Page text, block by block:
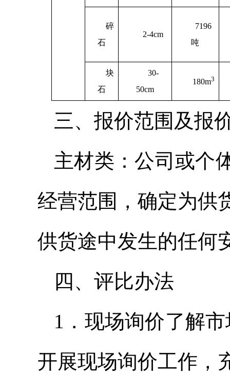
碎
石
2-4cm
7196
吨
块
石
30-
50cm
180m3
三、报价范围及报
主材类：公司或个
经营范围，确定为供
供货途中发生的任何
四、评比办法
1．现场询价了解
开展现场询价工作，